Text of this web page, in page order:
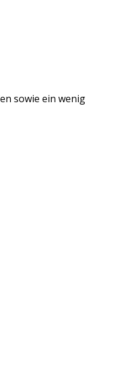
sowie ein wenig